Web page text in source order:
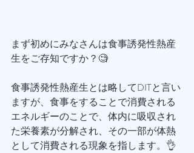
まず初めにみなさんは食事誘発性熱産
生をご存知ですか？🧐
食事誘発性熱産生とは略してDITと言い
ますが、食事をすることで消費される
エネルギーのことで、体内に吸収され
た栄養素が分解され、その一部が体熱
として消費される現象を指します。﻿👌